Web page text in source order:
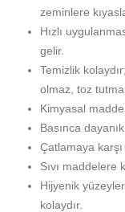
zeminlere
Hızlı
gelir.
Temizlik
olmaz, toz
Kimyasal
Basınca
Çatlamaya
Sıvı maddelere
Hijyenik
kolaydır.